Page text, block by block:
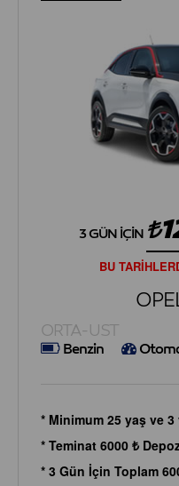
3 GÜN İÇIN
BU
ORTA-UST
Benzin
* Minimum 25 yaş ve 3
* Teminat 6000 ₺
* 3 Gün İçin Toplam